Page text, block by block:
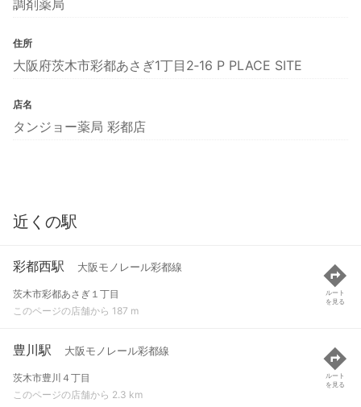
調剤薬局
住所
大阪府茨木市彩都あさぎ1丁目2‐16 P PLACE SITE
店名
タンジョー薬局 彩都店
近くの駅
彩都西駅 大阪モノレール彩都線
茨木市彩都あさぎ１丁目
このページの店舗から 187 m
ルート
を見る
豊川駅 大阪モノレール彩都線
茨木市豊川４丁目
このページの店舗から 2.3 km
ルート
を見る